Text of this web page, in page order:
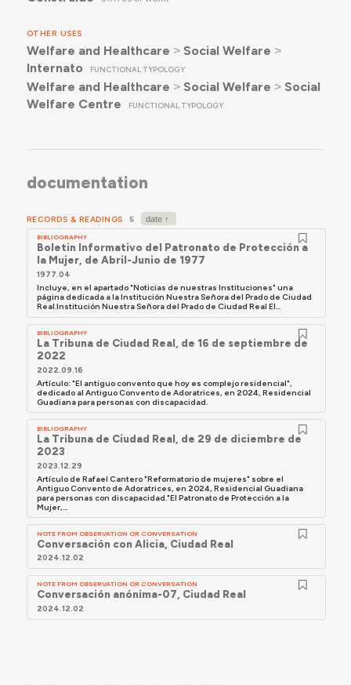
OTHER USES
Welfare and Healthcare ˃ Social Welfare ˃
Internato
FUNCTIONAL TYPOLOGY
Welfare and Healthcare ˃ Social Welfare ˃ Social
Welfare Centre
FUNCTIONAL TYPOLOGY
documentation
RECORDS & READINGS 5
BIBLIOGRAPHY
Boletin Informativo del Patronato de Protección a
la Mujer, de Abril-Junio de 1977
1977.04
Incluye, en el apartado "Noticias de nuestras Instituciones" una
página dedicada a la Institución Nuestra Señora del Prado de Ciudad
Real.Institución Nuestra Señora del Prado de Ciudad Real El...
BIBLIOGRAPHY
La Tribuna de Ciudad Real, de 16 de septiembre de
2022
2022.09.16
Artículo: "El antiguo convento que hoy es complejo residencial",
dedicado al Antiguo Convento de Adoratrices, en 2024, Residencial
Guadiana para personas con discapacidad.
BIBLIOGRAPHY
La Tribuna de Ciudad Real, de 29 de diciembre de
2023
2023.12.29
Artículo de Rafael Cantero "Reformatorio de mujeres" sobre el
Antiguo Convento de Adoratrices, en 2024, Residencial Guadiana
para personas con discapacidad."El Patronato de Protección a la
Mujer,...
NOTE FROM OBSERVATION OR CONVERSATION
Conversación con Alicia, Ciudad Real
2024.12.02
NOTE FROM OBSERVATION OR CONVERSATION
Conversación anónima-07, Ciudad Real
2024.12.02